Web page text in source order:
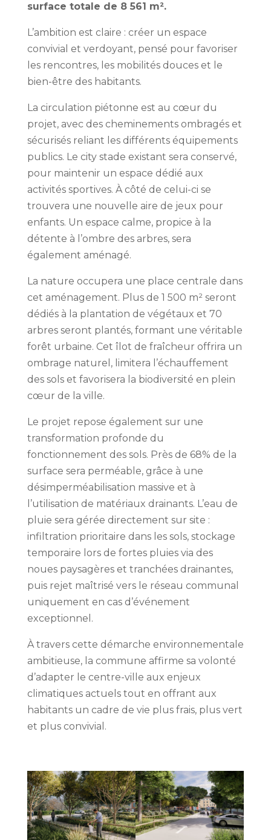
surface totale de 8 561 m².
L’ambition est claire : créer un espace
convivial et verdoyant, pensé pour favoriser
les rencontres, les mobilités douces et le
bien-être des habitants.
La circulation piétonne est au cœur du
projet, avec des cheminements ombragés et
sécurisés reliant les différents équipements
publics. Le city stade existant sera conservé,
pour maintenir un espace dédié aux
activités sportives. À côté de celui-ci se
trouvera une nouvelle aire de jeux pour
enfants. Un espace calme, propice à la
détente à l’ombre des arbres, sera
également aménagé.
La nature occupera une place centrale dans
cet aménagement. Plus de 1 500 m² seront
dédiés à la plantation de végétaux et 70
arbres seront plantés, formant une véritable
forêt urbaine. Cet îlot de fraîcheur offrira un
ombrage naturel, limitera l’échauffement
des sols et favorisera la biodiversité en plein
cœur de la ville.
Le projet repose également sur une
transformation profonde du
fonctionnement des sols. Près de 68% de la
surface sera perméable, grâce à une
désimperméabilisation massive et à
l’utilisation de matériaux drainants. L’eau de
pluie sera gérée directement sur site :
infiltration prioritaire dans les sols, stockage
temporaire lors de fortes pluies via des
noues paysagères et tranchées drainantes,
puis rejet maîtrisé vers le réseau communal
uniquement en cas d’événement
exceptionnel.
À travers cette démarche environnementale
ambitieuse, la commune affirme sa volonté
d’adapter le centre-ville aux enjeux
climatiques actuels tout en offrant aux
habitants un cadre de vie plus frais, plus vert
et plus convivial.